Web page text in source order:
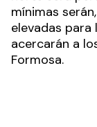
mínimas
elevadas para
acercarán a
Formosa.